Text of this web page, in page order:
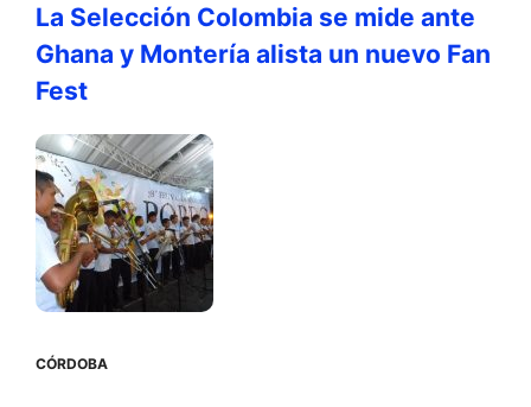
La Selección Colombia se mide ante
Ghana y Montería alista un nuevo Fan
Fest
CÓRDOBA